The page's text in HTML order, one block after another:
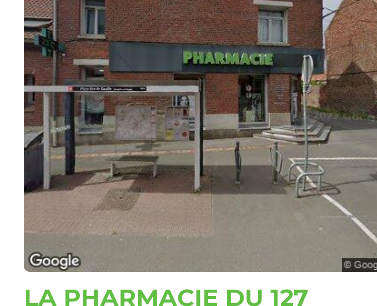
LA PHARMACIE DU 127